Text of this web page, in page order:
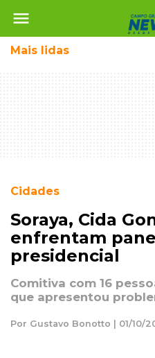
menu
Mais lidas
Cidades
Soraya, Cida
enfrentam
presidencial
Comitiva com 16
que apresentou
Por Gustavo Bonotto | 01/10/